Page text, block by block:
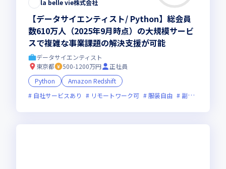
la belle vie株式会社
【データサイエンティスト/ Python】総会員
数610万人（2025年9月時点）の大規模サービ
スで複雑な事業課題の解決支援が可能
データサイエンティスト
東京都
500-1200万円
正社員
Python
Amazon Redshift
自社サービスあり
リモートワーク可 服装自由 副業可